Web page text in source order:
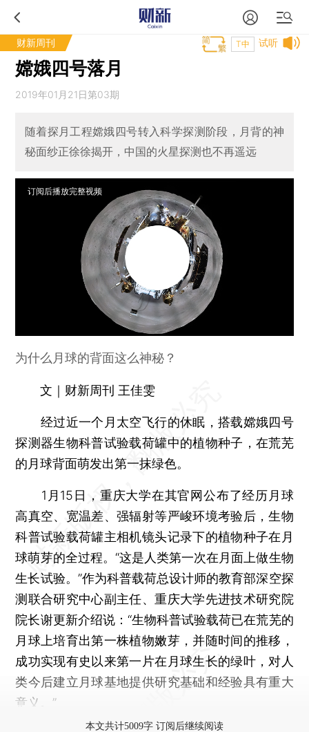
财新周刊 试听
T中
嫦娥四号落月
2019年01月21日第03期
随着探月工程嫦娥四号转入科学探测阶段，月背的神
秘面纱正徐徐揭开，中国的火星探测也不再遥远
订阅后播放完整视频
为什么月球的背面这么神秘？
文｜财新周刊 王佳雯
经过近一个月太空飞行的休眠，搭载嫦娥四号
探测器生物科普试验载荷罐中的植物种子，在荒芜
的月球背面萌发出第一抹绿色。
1月15日，重庆大学在其官网公布了经历月球
高真空、宽温差、强辐射等严峻环境考验后，生物
科普试验载荷罐主相机镜头记录下的植物种子在月
球萌芽的全过程。“这是人类第一次在月面上做生物
生长试验。”作为科普载荷总设计师的教育部深空探
测联合研究中心副主任、重庆大学先进技术研究院
院长谢更新介绍说：“生物科普试验载荷已在荒芜的
月球上培育出第一株植物嫩芽，并随时间的推移，
成功实现有史以来第一片在月球生长的绿叶，对人
类今后建立月球基地提供研究基础和经验具有重大
意义。”
本文共计5009字 订阅后继续阅读